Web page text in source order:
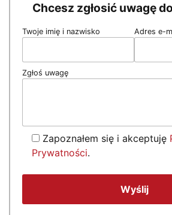
Chcesz zgłosić uwagę
Twoje imię i nazwisko Adres e-
Zgłoś uwagę
Zapoznałem się i akceptuję
Prywatności.